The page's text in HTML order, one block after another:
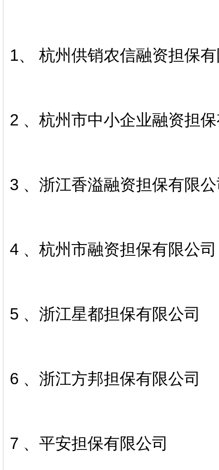
1、 杭州供销农信融资担保
2 、杭州市中小企业融资担
3 、浙江香溢融资担保有限
4 、杭州市融资担保有限公司
5 、浙江星都担保有限公司
6 、浙江方邦担保有限公司
7 、平安担保有限公司